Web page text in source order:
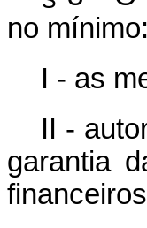
no mínimo:
I - as
II -
garantia